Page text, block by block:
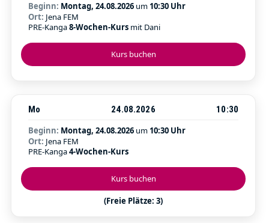
Kurs buchen
Beginn: Montag, 24.08.2026 um 10:30 Uhr
Ort: Jena FEM
PRE-Kanga8-Wochen-Kurs mit Dani
Kurs buchen
(Freie Plätze: 3)
Mo 24.08.2026
10:30
Beginn: Montag, 24.08.2026 um 10:30 Uhr
Ort: Jena FEM
PRE-Kanga4-Wochen-Kurs